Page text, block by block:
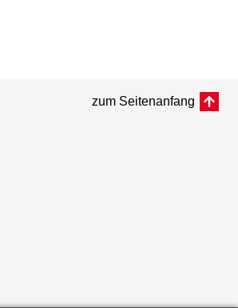
zum Seitenanfang